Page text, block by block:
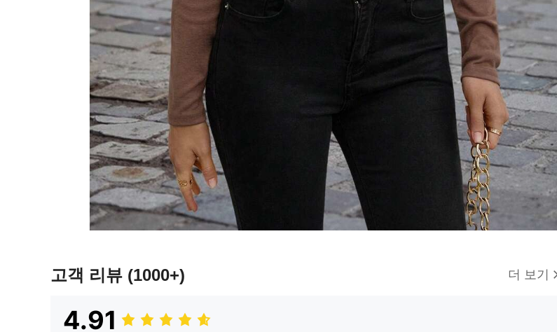
고객 리뷰 (1000+) 더 보기
4.91